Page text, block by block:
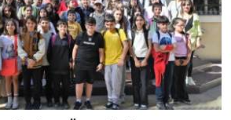
Üst Kurullar